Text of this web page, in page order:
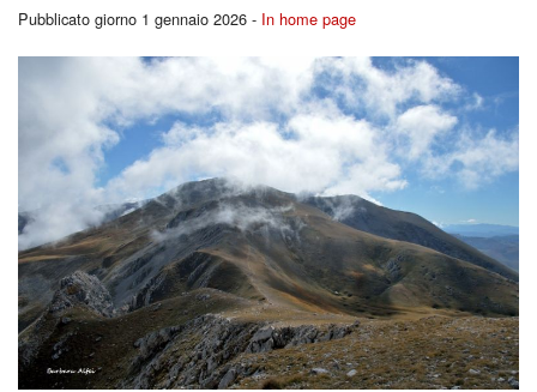
Rubriche
I
dei
Contatti
Pubblicato giorno 1 gennaio 2026 - In home page